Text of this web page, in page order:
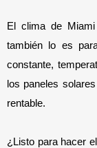
El clima de
también lo es
constante,
los paneles
rentable.
¿Listo para hacer